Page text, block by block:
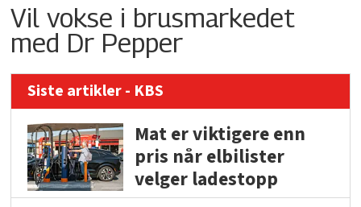
Vil vokse i brusmarkedet
med Dr Pepper
Siste artikler - KBS
Mat er viktigere enn
pris når elbilister
velger ladestopp